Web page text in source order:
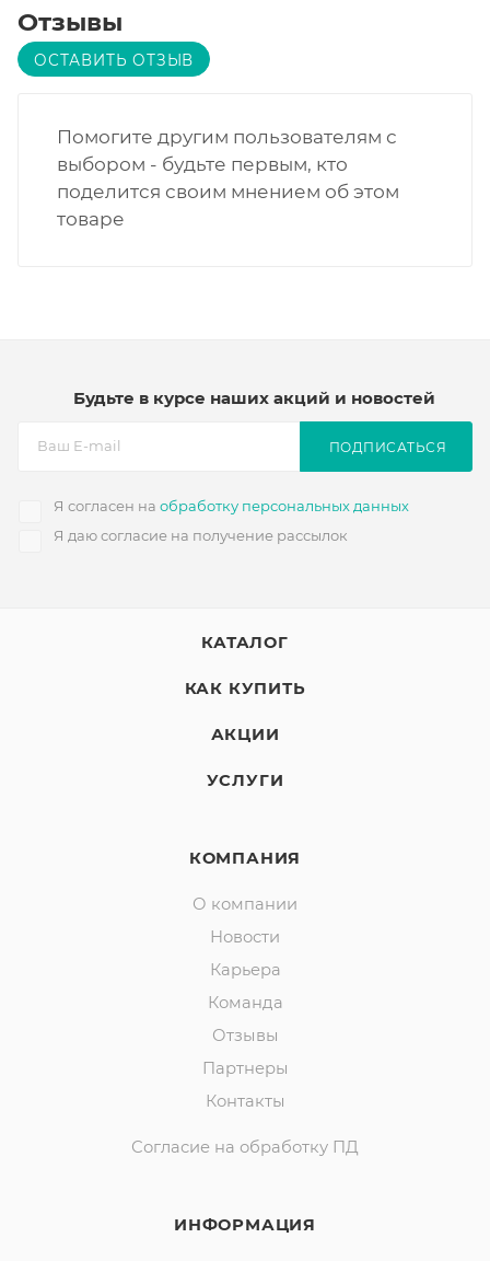
Отзывы
ОСТАВИТЬ ОТЗЫВ
Помогите другим пользователям с
выбором - будьте первым, кто
поделится своим мнением об этом
товаре
Будьте в курсе наших акций и новостей
Я согласен на обработку персональных данных
Я даю согласие на получение рассылок
ПОДПИСАТЬСЯ
КАТАЛОГ
КАК КУПИТЬ
АКЦИИ
УСЛУГИ
КОМПАНИЯ
О компании
Новости
Карьера
Команда
Отзывы
Партнеры
Контакты
Согласие на обработку ПД
ИНФОРМАЦИЯ